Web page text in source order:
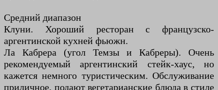
Средний диапазон
Клуни. Хороший ресторан с французско-
аргентинской кухней фьюжн.
Ла Кабрера (угол Темзы и Кабреры). Очень
рекомендуемый аргентинский стейк-хаус, но
кажется немного туристическим. Обслуживание
приличное, подают вегетарианские блюда в стиле